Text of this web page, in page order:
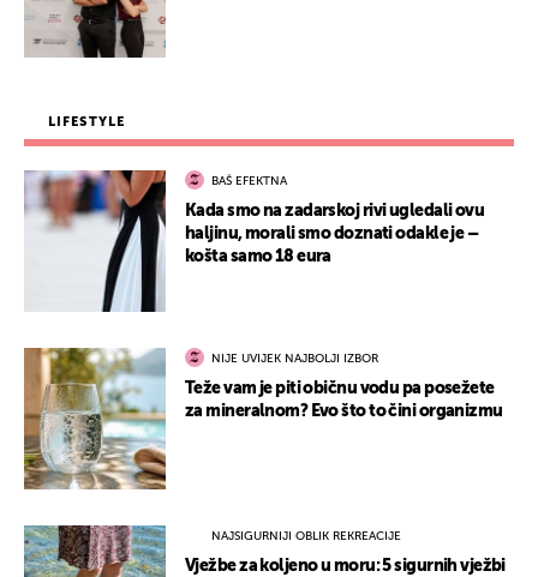
LIFESTYLE
BAŠ EFEKTNA
Kada smo na zadarskoj rivi ugledali ovu
haljinu, morali smo doznati odakle je –
košta samo 18 eura
NIJE UVIJEK NAJBOLJI IZBOR
Teže vam je piti običnu vodu pa posežete
za mineralnom? Evo što to čini organizmu
NAJSIGURNIJI OBLIK REKREACIJE
Vježbe za koljeno u moru: 5 sigurnih vježbi